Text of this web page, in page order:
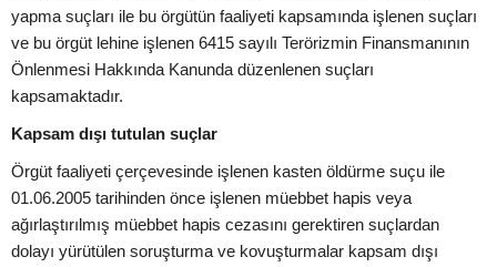
yapma suçları ile bu örgütün faaliyeti kapsamında işlenen suçları
ve bu örgüt lehine işlenen 6415 sayılı Terörizmin Finansmanının
Önlenmesi Hakkında Kanunda düzenlenen suçları
kapsamaktadır.
Kapsam dışı tutulan suçlar
Örgüt faaliyeti çerçevesinde işlenen kasten öldürme suçu ile
01.06.2005 tarihinden önce işlenen müebbet hapis veya
ağırlaştırılmış müebbet hapis cezasını gerektiren suçlardan
dolayı yürütülen soruşturma ve kovuşturmalar kapsam dışı